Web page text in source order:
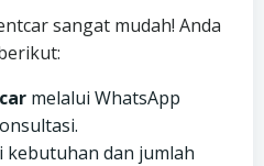
sangat mudah! Anda
melalui WhatsApp
kebutuhan dan jumlah